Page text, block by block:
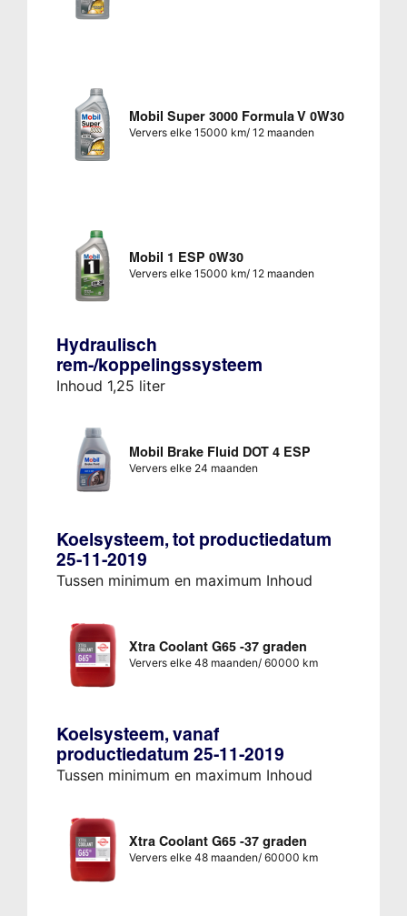
Mobil Super 3000 Formula V 0W30
Ververs elke 15000 km/ 12 maanden
Mobil 1 ESP 0W30
Ververs elke 15000 km/ 12 maanden
Hydraulisch
rem-/koppelingssysteem
Inhoud 1,25 liter
Mobil Brake Fluid DOT 4 ESP
Ververs elke 24 maanden
Koelsysteem, tot productiedatum
25-11-2019
Tussen minimum en maximum Inhoud
Xtra Coolant G65 -37 graden
Ververs elke 48 maanden/ 60000 km
Koelsysteem, vanaf
productiedatum 25-11-2019
Tussen minimum en maximum Inhoud
Xtra Coolant G65 -37 graden
Ververs elke 48 maanden/ 60000 km